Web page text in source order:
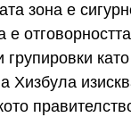
зона е
групировки
Хизбула